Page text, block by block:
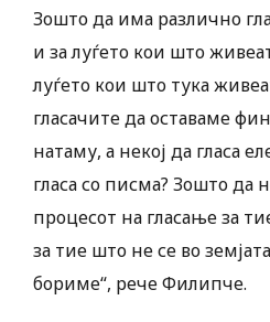
Зошто да има различно
и за луѓето кои што
луѓето кои што тука
гласачите да оставаме
натаму, а некој да гласа
гласа со писма? Зошто да
процесот на гласање за
за тие што не се во
бориме“, рече Филипче.